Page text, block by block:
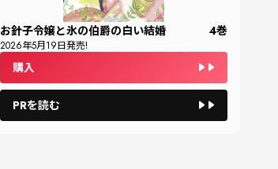
お針子令嬢と氷の伯爵の白い結婚 4巻
2026年5月19日発売!
購入
PRを読む